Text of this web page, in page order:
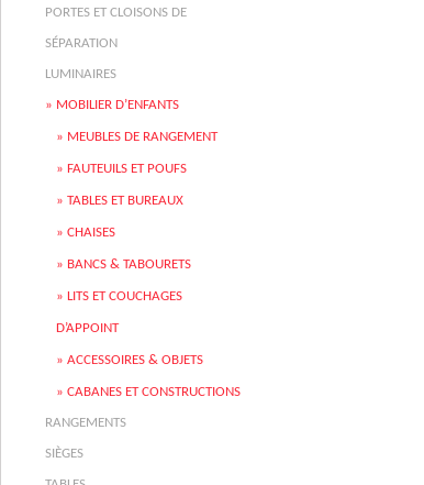
PORTES ET CLOISONS DE
SÉPARATION
LUMINAIRES
MOBILIER D’ENFANTS
MEUBLES DE RANGEMENT
FAUTEUILS ET POUFS
TABLES ET BUREAUX
CHAISES
BANCS & TABOURETS
LITS ET COUCHAGES
D’APPOINT
ACCESSOIRES & OBJETS
CABANES ET CONSTRUCTIONS
RANGEMENTS
SIÈGES